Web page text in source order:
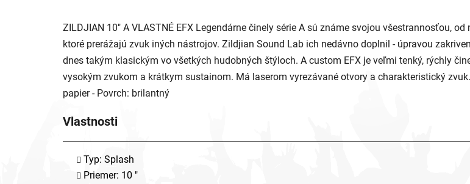
ZILDJIAN 10" A VLASTNÉ EFX Legendárne činely série A sú známe svojou všestrannosťou,
ktoré prerážajú zvuk iných nástrojov. Zildjian Sound Lab ich nedávno doplnil - úpravou
dnes takým klasickým vo všetkých hudobných štýloch. A custom EFX je veľmi tenký, rýchly
vysokým zvukom a krátkym sustainom. Má laserom vyrezávané otvory a charakteristický
papier - Povrch: brilantný
Vlastnosti
Typ: Splash
Priemer: 10 "